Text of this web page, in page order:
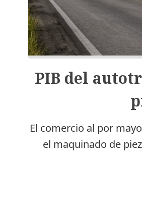
PIB del
El comercio al por
el maquinado de